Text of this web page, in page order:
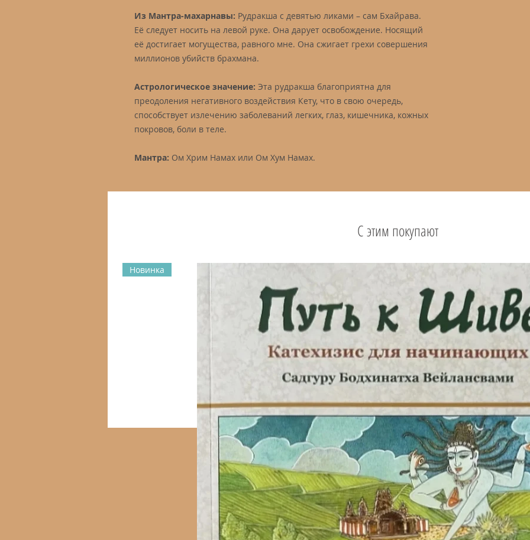
Из Мантра-махарнавы: Рудракша с девятью ликами – сам Бхайрава.
Её следует носить на левой руке. Она дарует освобождение. Носящий
её достигает могущества, равного мне. Она сжигает грехи совершения
миллионов убийств брахмана.
Астрологическое значение: Эта рудракша благоприятна для
преодоления негативного воздействия Кету, что в свою очередь,
способствует излечению заболеваний легких, глаз, кишечника, кожных
покровов, боли в теле.
Мантра: Ом Хрим Намах или Ом Хум Намах.
С этим покупают
Новинка